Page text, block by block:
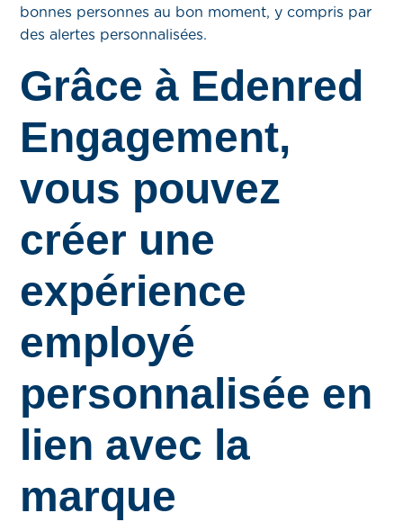
bonnes personnes au bon moment, y compris par
des alertes personnalisées.
Grâce à Edenred
Engagement,
vous pouvez
créer une
expérience
employé
personnalisée en
lien avec la
marque